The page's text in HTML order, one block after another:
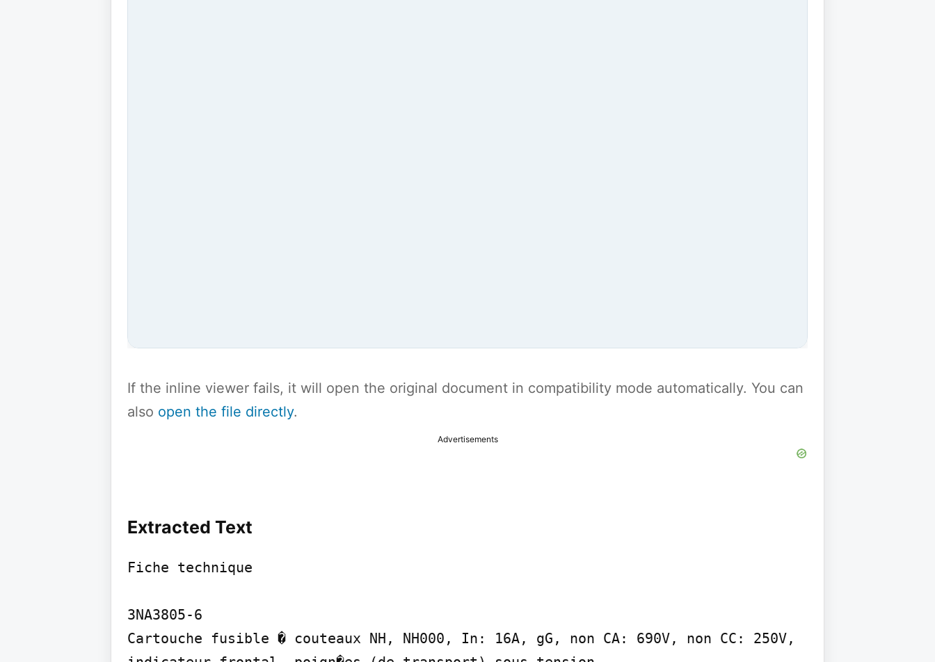
If the inline viewer fails, it will open the original document in compatibility mode automatically. You can
also open the file directly.
Advertisements
Extracted Text
Fiche technique
3NA3805-6
Cartouche fusible � couteaux NH, NH000, In: 16A, gG, non CA: 690V, non CC: 250V,